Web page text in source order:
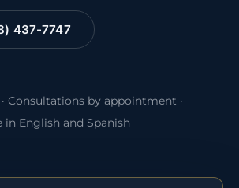
437-7747
Consultations by appointment ·
in English and Spanish